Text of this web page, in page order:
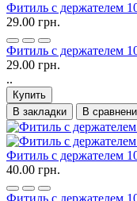
Фитиль с держателем
29.00 грн.
Фитиль с держателем
29.00 грн.
..
Купить
В закладки
В
Фитиль с держателем
40.00 грн.